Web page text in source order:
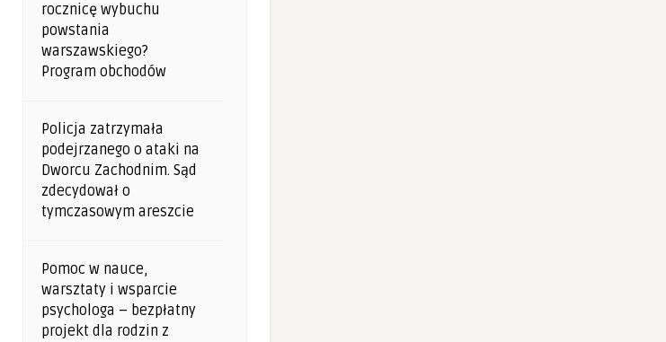
rocznicę wybuchu
powstania
warszawskiego?
Program obchodów
Policja zatrzymała
podejrzanego o ataki na
Dworcu Zachodnim. Sąd
zdecydował o
tymczasowym areszcie
Pomoc w nauce,
warsztaty i wsparcie
psychologa – bezpłatny
projekt dla rodzin z